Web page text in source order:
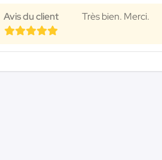
Avis du client Très bien. Merci.